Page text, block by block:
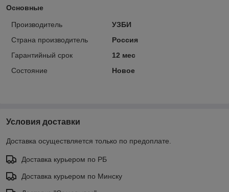
Основные
Производитель
УЗБИ
Страна производитель
Россия
Гарантийный срок
12 мес
Состояние
Новое
Условия доставки
Доставка осуществляется только по предоплате.
Доставка курьером по РБ
Доставка курьером по Минску